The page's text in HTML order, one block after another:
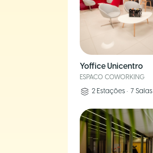
Yoffice Unicentro
ESPACO COWORKING
2 Estações • 7 Salas